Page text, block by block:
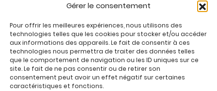
Gérer le consentement
Pour offrir les meilleures expériences, nous utilisons des
technologies telles que les cookies pour stocker et/ou accéder
aux informations des appareils. Le fait de consentir à ces
technologies nous permettra de traiter des données telles
que le comportement de navigation ou les ID uniques sur ce
site. Le fait de ne pas consentir ou de retirer son
consentement peut avoir un effet négatif sur certaines
caractéristiques et fonctions.
Jeux enfant 7 ans
Jeux enfant 8 ans
Jeux enfant 9 ans
Jeux enfant 10 ans
Jeux enfant 11 ans
Jeux enfant 12 ans
Tous nos produits